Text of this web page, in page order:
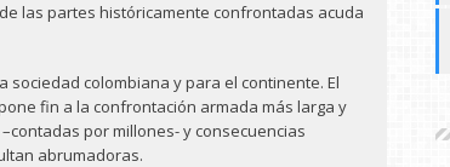
las partes históricamente confrontadas acuda
colombiana y para el continente. El
fin a la confrontación armada más larga y
por millones- y consecuencias
abrumadoras.